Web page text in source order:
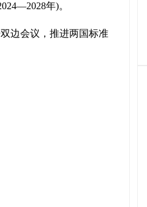
年)。
边会议，推进两国标准